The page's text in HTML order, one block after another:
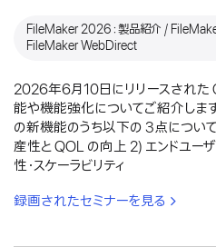
FileMaker 2026：製品紹介 /
FileMaker WebDirect
2026年6月10日にリリースされ
能や機能強化についてご紹介します
の新機能のうち以下の 3点につい
産性と QOL の向上 2) エンドユー
性・スケーラビリティ
録画されたセミナーを見る